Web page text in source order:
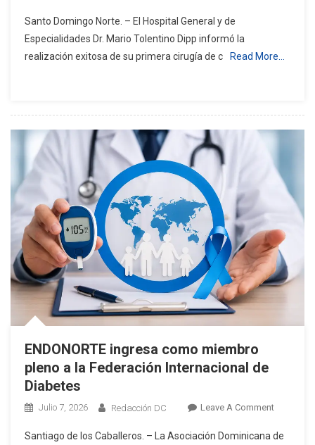
Dipp
Santo Domingo Norte. – El Hospital General y de
Especialidades Dr. Mario Tolentino Dipp informó la
realización exitosa de su primera cirugía de c
Read More…
ENDONORTE ingresa como miembro
pleno a la Federación Internacional de
Diabetes
Julio 7, 2026 Redacción DC Leave A CommentOn
Ingresa
Santiago de los Caballeros. – La Asociación Dominicana de